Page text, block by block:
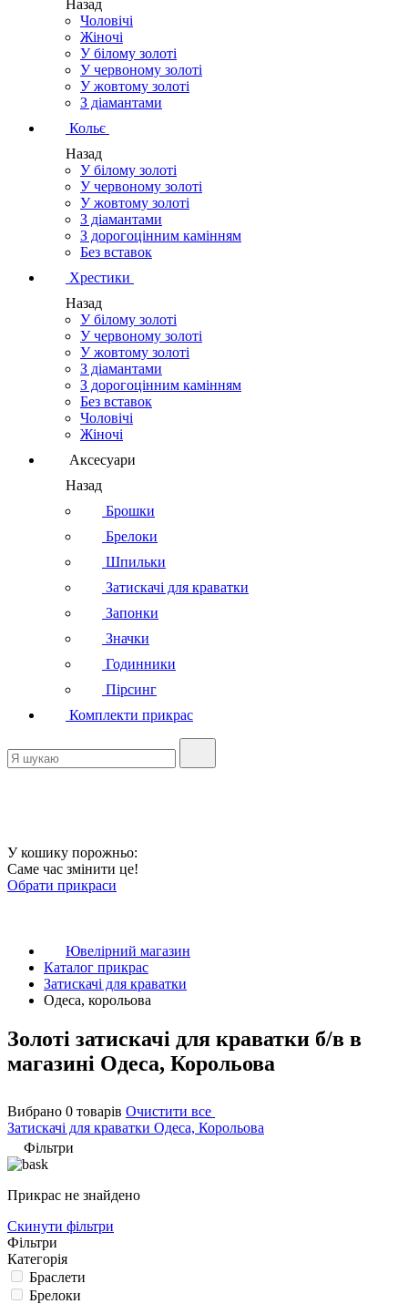
Назад
Чоловічі
Жіночі
У білому золоті
У червоному золоті
У жовтому золоті
З діамантами
Кольє
Назад
У білому золоті
У червоному золоті
У жовтому золоті
З діамантами
З дорогоцінним камінням
Без вставок
Хрестики
Назад
У білому золоті
У червоному золоті
У жовтому золоті
З діамантами
З дорогоцінним камінням
Без вставок
Чоловічі
Жіночі
Аксесуари
Назад
Брошки
Брелоки
Шпильки
Затискачі для краватки
Запонки
Значки
Годинники
Пірсинг
Комплекти прикрас
У кошику порожньо:
Саме час змінити це!
Обрати прикраси
Ювелірний магазин
Каталог прикрас
Затискачі для краватки
Одеса, корольова
Золоті затискачі для краватки б/в в
магазині Одеса, Корольова
Вибрано 0 товарів Очистити все
Затискачі для краватки Одеса, Корольова
Фільтри
Прикрас не знайдено
Скинути фільтри
Фільтри
Категорія
Браслети
Брелоки